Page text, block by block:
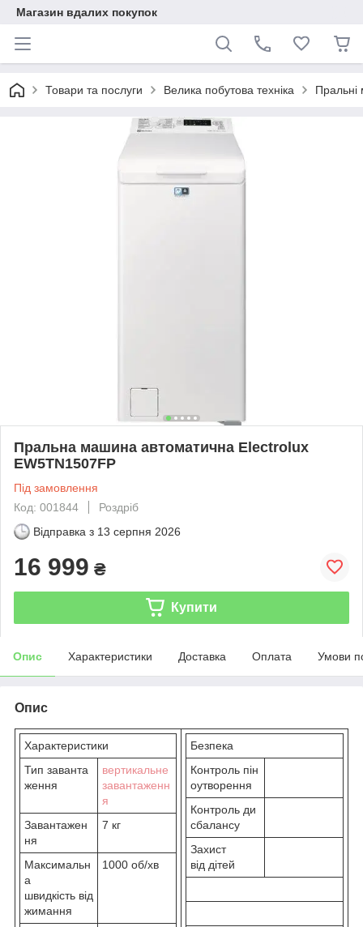
Магазин вдалих покупок
Товари та послуги Велика побутова техніка
Пральна машина автоматична Electrolux
EW5TN1507FP
Під замовлення
Код: 001844
Роздріб
Відправка з 13 серпня 2026
16 999 ₴
Купити
Опис Характеристики Доставка Оплата Умови
Опис
Характеристики
Тип заванта
ження
вертикальне
завантаженн
я
Завантажен
ня
7 кг
Максимальн
а
швидкість від
жимання
1000 об/хв
Безпека
Контроль пін
оутворення
Контроль ди
сбалансу
Захист
від дітей